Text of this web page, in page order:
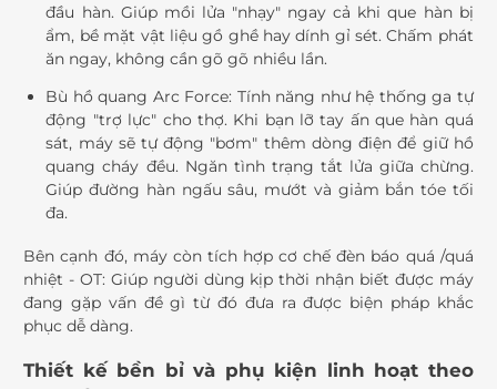
đầu hàn. Giúp mồi lửa "nhạy" ngay cả khi que hàn bị
ẩm, bề mặt vật liệu gồ ghề hay dính gỉ sét. Chấm phát
ăn ngay, không cần gõ gõ nhiều lần.
Bù hồ quang Arc Force: Tính năng như hệ thống ga tự
động "trợ lực" cho thợ. Khi bạn lỡ tay ấn que hàn quá
sát, máy sẽ tự động "bơm" thêm dòng điện để giữ hồ
quang cháy đều. Ngăn tình trạng tắt lửa giữa chừng.
Giúp đường hàn ngấu sâu, mướt và giảm bắn tóe tối
đa.
Bên cạnh đó, máy còn tích hợp cơ chế đèn báo quá /quá
nhiệt - OT: Giúp người dùng kịp thời nhận biết được máy
đang gặp vấn đề gì từ đó đưa ra được biện pháp khắc
phục dễ dàng.
Thiết kế bền bỉ và phụ kiện linh hoạt theo